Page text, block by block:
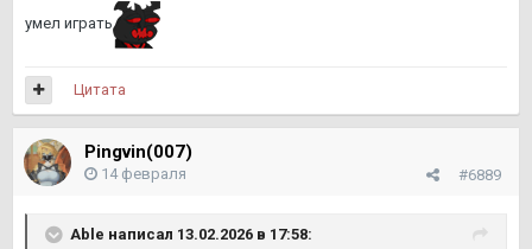
умел играть
Цитата
Pingvin(007)
#6889
14 февраля
Able написал 13.02.2026 в 17:58: